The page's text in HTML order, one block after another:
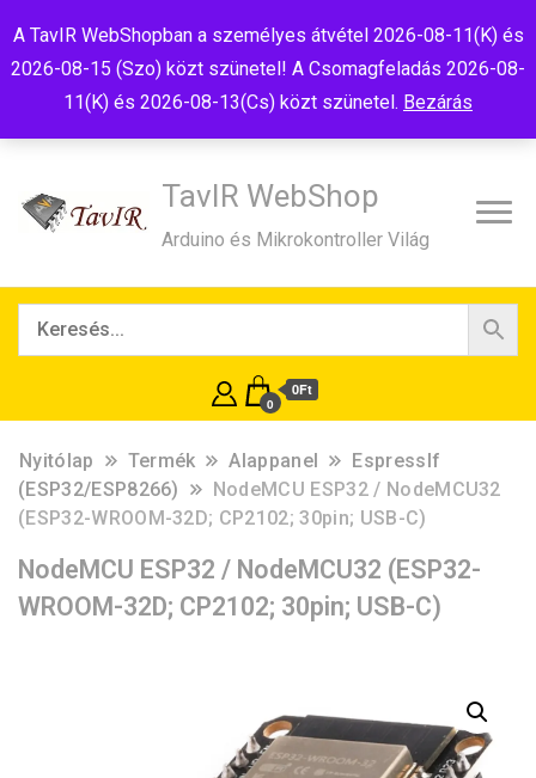
A TavIR WebShopban a személyes átvétel 2026-08-11(K) és
2026-08-15 (Szo) közt szünetel! A Csomagfeladás 2026-08-
11(K) és 2026-08-13(Cs) közt szünetel. Bezárás
TavIR WebShop
Arduino és Mikrokontroller Világ
0
0Ft
Nyitólap Termék Alappanel
EspressIf
(ESP32/ESP8266)
NodeMCU ESP32 / NodeMCU32
(ESP32-WROOM-32D; CP2102; 30pin; USB-C)
NodeMCU ESP32 / NodeMCU32 (ESP32-
WROOM-32D; CP2102; 30pin; USB-C)